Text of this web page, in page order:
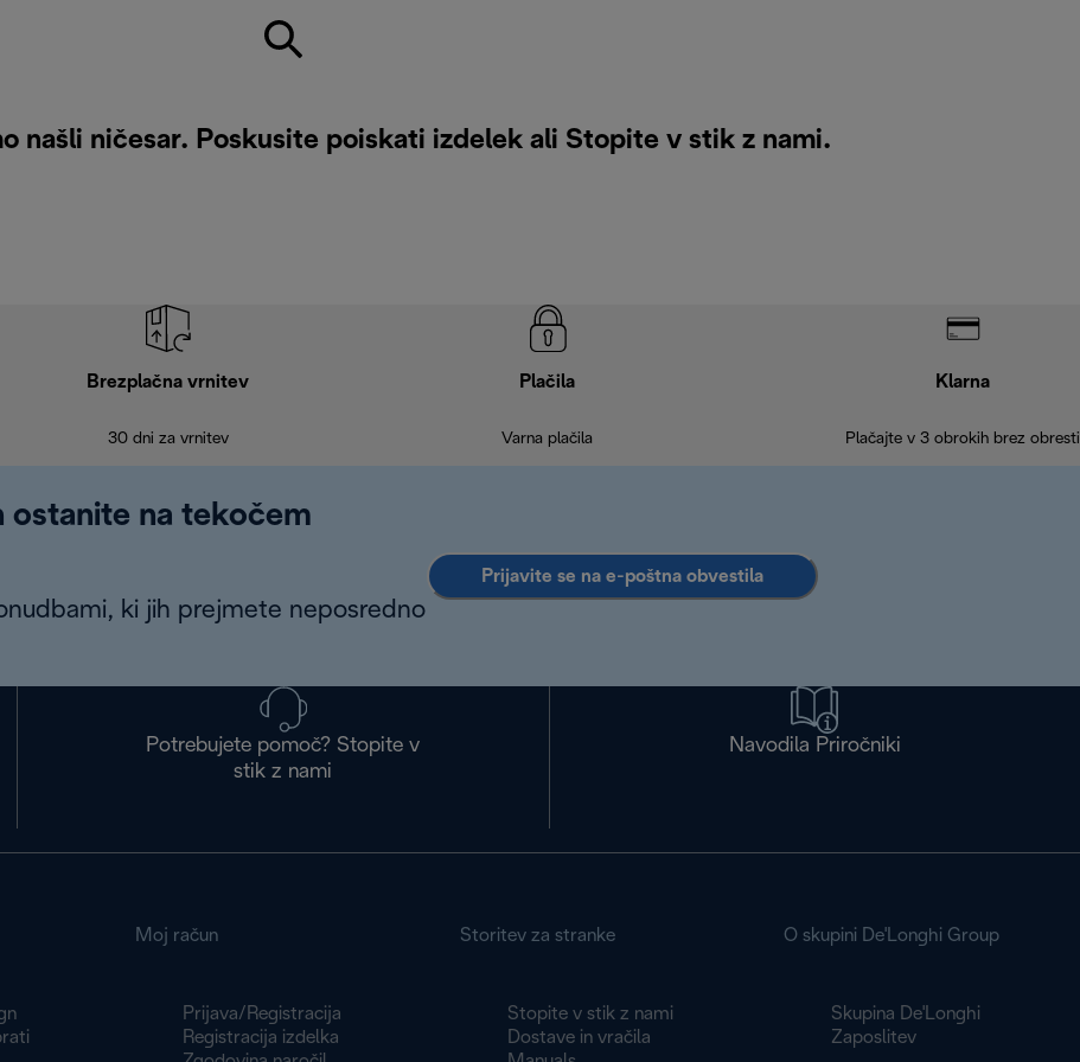
našli ničesar. Poskusite poiskati izdelek ali Stopite v stik z nami.
Brezplačna vrnitev
30 dni za vrnitev
Plačila
Varna plačila
Klarna
Plačajte v 3 obrokih brez obresti
ostanite na tekočem
ki jih prejmete neposredno
Prijavite se na e-poštna obvestila
Potrebujete pomoč? Stopite v
stik z nami
Navodila Priročniki
Moj račun
Prijava/Registracija
Registracija izdelka
Storitev za stranke
Stopite v stik z nami
Dostave in vračila
O skupini De'Longhi Group
Skupina De'Longhi
Zaposlitev